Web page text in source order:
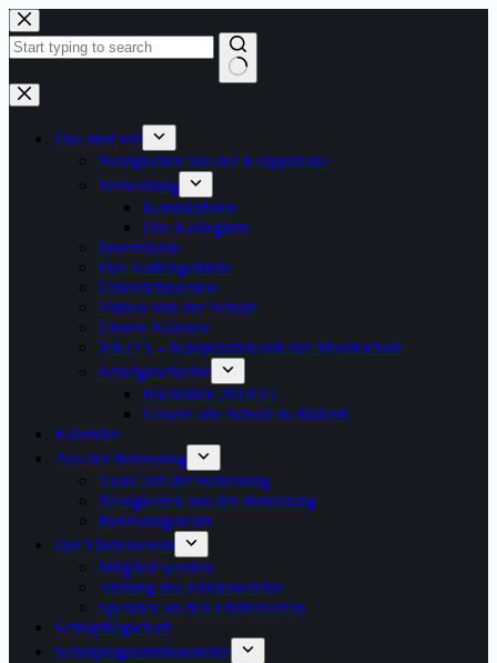
Zum
Inhalt
springen
Keine
Ergebnisse
Das sind wir
Neuigkeiten aus der Kruppstraße
Verwaltung
Kontaktdaten
Das Kollegium
Innenräume
Das Außengelände
Unterrichtszeiten
Videos von der Schule
Unsere Klassen
JeKITS – Kooperation mit der Musikschule
Schulgeschichte
Rückblick 2014/15
Unsere alte Schule in Bildern
Kalender
Aus der Betreuung
TaskCard der Betreuung
Neuigkeiten aus der Betreuung
Betreuungsteam
Der Förderverein
Mitglied werden
Satzung des Fördervereins
Spenden an den Förderverein
Schulpflegschaft
Schulprogrammbausteine